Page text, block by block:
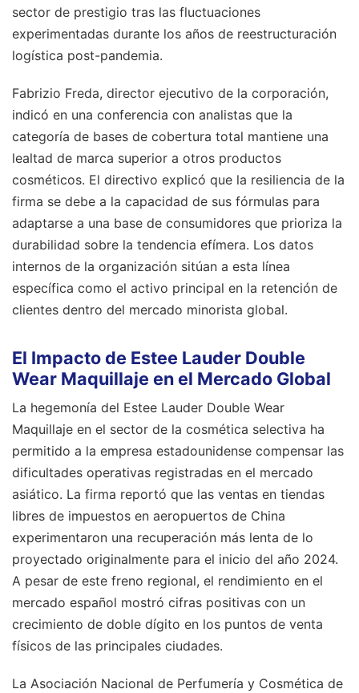
sector de prestigio tras las fluctuaciones
experimentadas durante los años de reestructuración
logística post-pandemia.
Fabrizio Freda, director ejecutivo de la corporación,
indicó en una conferencia con analistas que la
categoría de bases de cobertura total mantiene una
lealtad de marca superior a otros productos
cosméticos. El directivo explicó que la resiliencia de la
firma se debe a la capacidad de sus fórmulas para
adaptarse a una base de consumidores que prioriza la
durabilidad sobre la tendencia efímera. Los datos
internos de la organización sitúan a esta línea
específica como el activo principal en la retención de
clientes dentro del mercado minorista global.
El Impacto de Estee Lauder Double
Wear Maquillaje en el Mercado Global
La hegemonía del Estee Lauder Double Wear
Maquillaje en el sector de la cosmética selectiva ha
permitido a la empresa estadounidense compensar las
dificultades operativas registradas en el mercado
asiático. La firma reportó que las ventas en tiendas
libres de impuestos en aeropuertos de China
experimentaron una recuperación más lenta de lo
proyectado originalmente para el inicio del año 2024.
A pesar de este freno regional, el rendimiento en el
mercado español mostró cifras positivas con un
crecimiento de doble dígito en los puntos de venta
físicos de las principales ciudades.
La Asociación Nacional de Perfumería y Cosmética de